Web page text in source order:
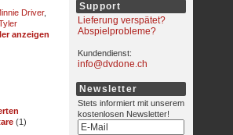
Driver,
anzeigen
(1)
Support
Lieferung verspätet?
Abspielprobleme?
Kundendienst:
info@dvdone.ch
Newsletter
Stets informiert mit unserem
kostenlosen Newsletter!